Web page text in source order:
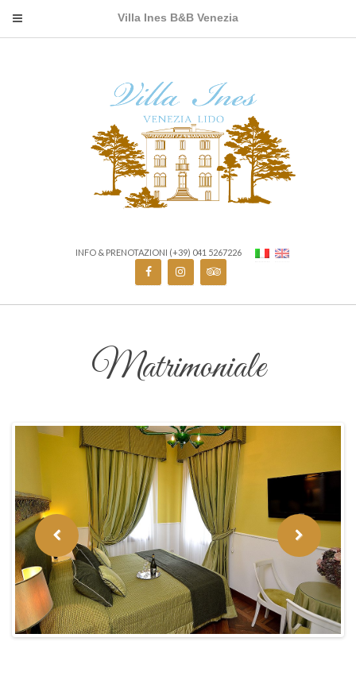
Villa Ines B&B Venezia
INFO & PRENOTAZIONI (+39) 041 5267226
Matrimoniale